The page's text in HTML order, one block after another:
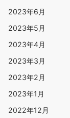
2023年6月
2023年5月
2023年4月
2023年3月
2023年2月
2023年1月
2022年12月